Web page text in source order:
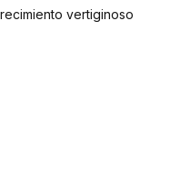
vertiginoso